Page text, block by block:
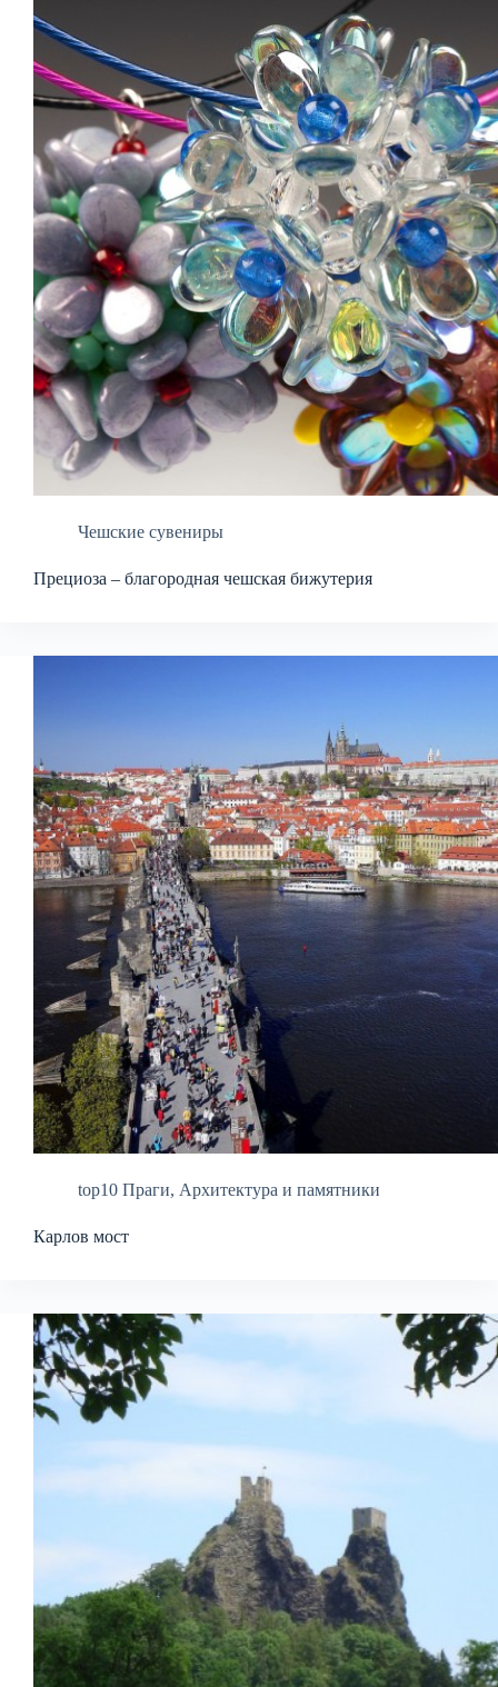
Чешские сувениры
Прециоза – благородная чешская бижутерия
top10 Праги, Архитектура и памятники
Карлов мост